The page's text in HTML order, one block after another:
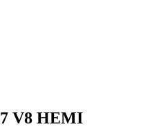
V8 HEMI